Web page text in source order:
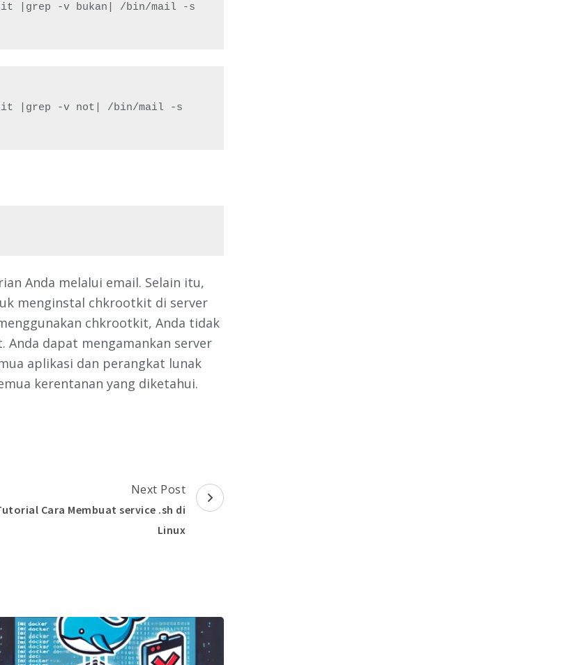
|grep -v bukan| /bin/mail -s
|grep -v not| /bin/mail -s
Anda melalui email. Selain itu,
menginstal chkrootkit di server
chkrootkit, Anda tidak
Anda dapat mengamankan server
aplikasi dan perangkat lunak
kerentanan yang diketahui.
Next Post
Cara Membuat service .sh di
Linux